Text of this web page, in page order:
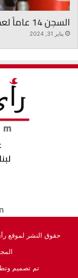
السجن 14 عاماً لعمران خان وزوجته بتهم فساد
يناير 31, 2024
تم تصميم